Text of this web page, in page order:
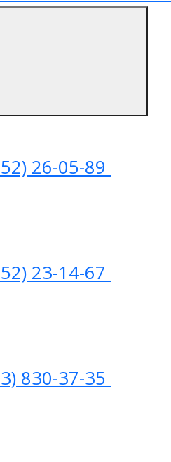
26-05-89
23-14-67
830-37-35